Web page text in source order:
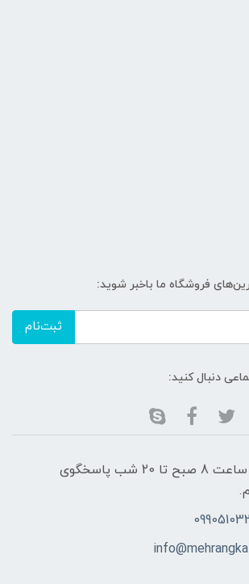
فروشگاه ما باخبر شوید:
ثبت‌نام
دنبال کنید:
هفت روز هفته، از ساعت 8 صبح تا 20 شب پاسخگوی